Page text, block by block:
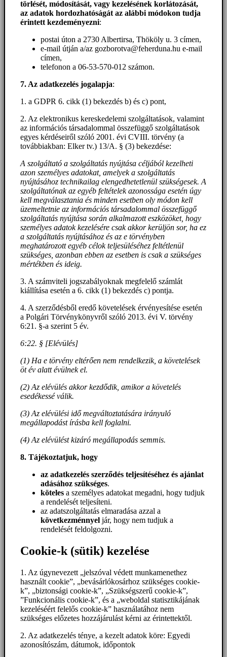
törlését, módosítását, vagy kezelésének korlátozását,
az adatok hordozhatóságát az alábbi módokon tudja
érintett kezdeményezni:
postai úton a 2730 Albertirsa, Thököly u. 3 címen,
e-mail útján a/az gozborotva@feherduna.hu e-mail
címen,
telefonon a 06-53-570-012 számon.
7. Az adatkezelés jogalapja:
1. a GDPR 6. cikk (1) bekezdés b) és c) pont,
2. Az elektronikus kereskedelemi szolgáltatások, valamint
az információs társadalommal összefüggő szolgáltatások
egyes kérdéseiről szóló 2001. évi CVIII. törvény (a
továbbiakban: Elker tv.) 13/A. § (3) bekezdése:
A szolgáltató a szolgáltatás nyújtása céljából kezelheti
azon személyes adatokat, amelyek a szolgáltatás
nyújtásához technikailag elengedhetetlenül szükségesek. A
szolgáltatónak az egyéb feltételek azonossága esetén úgy
kell megválasztania és minden esetben oly módon kell
üzemeltetnie az információs társadalommal összefüggő
szolgáltatás nyújtása során alkalmazott eszközöket, hogy
személyes adatok kezelésére csak akkor kerüljön sor, ha ez
a szolgáltatás nyújtásához és az e törvényben
meghatározott egyéb célok teljesüléséhez feltétlenül
szükséges, azonban ebben az esetben is csak a szükséges
mértékben és ideig.
3. A számviteli jogszabályoknak megfelelő számlát
kiállítása esetén a 6. cikk (1) bekezdés c) pontja.
4. A szerződésből eredő követelések érvényesítése esetén
a Polgári Törvénykönyvről szóló 2013. évi V. törvény
6:21. §-a szerint 5 év.
6:22. § [Elévülés]
(1) Ha e törvény eltérően nem rendelkezik, a követelések
öt év alatt évülnek el.
(2) Az elévülés akkor kezdődik, amikor a követelés
esedékessé válik.
(3) Az elévülési idő megváltoztatására irányuló
megállapodást írásba kell foglalni.
(4) Az elévülést kizáró megállapodás semmis.
8. Tájékoztatjuk, hogy
az adatkezelés szerződés teljesítéséhez és ajánlat
adásához szükséges.
köteles a személyes adatokat megadni, hogy tudjuk
a rendelését teljesíteni.
az adatszolgáltatás elmaradása azzal a
következménnyel jár, hogy nem tudjuk a
rendelését feldolgozni.
Cookie-k (sütik) kezelése
1. Az úgynevezett „jelszóval védett munkamenethez
használt cookie”, „bevásárlókosárhoz szükséges cookie-
k”, „biztonsági cookie-k”, „Szükségszerű cookie-k”,
”Funkcionális cookie-k”, és a „weboldal statisztikájának
kezeléséért felelős cookie-k” használatához nem
szükséges előzetes hozzájárulást kérni az érintettektől.
2. Az adatkezelés ténye, a kezelt adatok köre: Egyedi
azonosítószám, dátumok, időpontok